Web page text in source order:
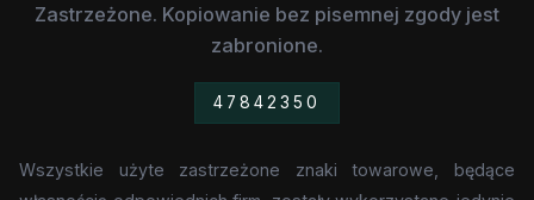
Zastrzeżone. Kopiowanie bez pisemnej zgody jest
zabronione.
47842350
Wszystkie użyte zastrzeżone znaki towarowe, będące